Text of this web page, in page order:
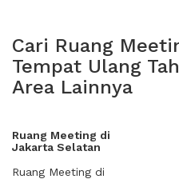
Cari Ruang
Tempat Ulang
Area Lainnya
Ruang Meeting di
Jakarta Selatan
Ruang Meeting di